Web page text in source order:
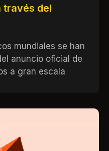
través del
mundiales se han
anuncio oficial de
a gran escala